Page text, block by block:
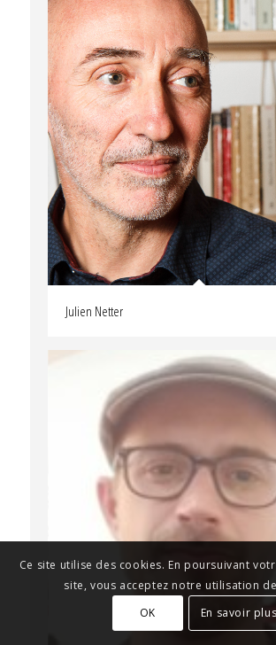
Julien Netter
Ce site utilise des cookies. En poursuivant
site, vous acceptez notre utilisation
OK
En savoir plus